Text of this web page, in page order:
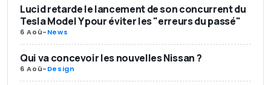
Lucid retarde le lancement de son concurrent du
Tesla Model Y pour éviter les "erreurs du passé"
6 Aoû-News
Qui va concevoir les nouvelles Nissan ?
6 Aoû-Design